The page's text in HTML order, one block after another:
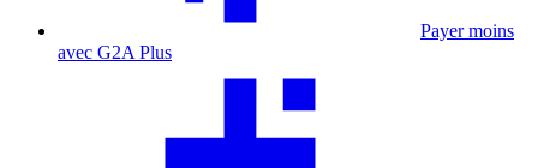
Payer moins
avec G2A Plus